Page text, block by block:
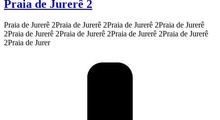
Praia de Jurerê 2
Praia de Jurerê 2Praia de Jurerê 2Praia de Jurerê 2Praia de Jurerê
2Praia de Jurerê 2Praia de Jurerê 2Praia de Jurerê 2Praia de Jurerê
2Praia de Jurer